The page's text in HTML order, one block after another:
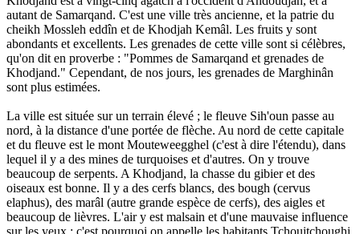
autant de Samarqand. C'est une ville très ancienne, et la patrie du
cheikh Mossleh eddîn et de Khodjah Kemâl. Les fruits y sont
abondants et excellents. Les grenades de cette ville sont si célèbres,
qu'on dit en proverbe : "Pommes de Samarqand et grenades de
Khodjand." Cependant, de nos jours, les grenades de Marghinân
sont plus estimées.
La ville est située sur un terrain élevé ; le fleuve Sih'oun passe au
nord, à la distance d'une portée de flèche. Au nord de cette capitale
et du fleuve est le mont Mouteweegghel (c'est à dire l'étendu), dans
lequel il y a des mines de turquoises et d'autres. On y trouve
beaucoup de serpents. A Khodjand, la chasse du gibier et des
oiseaux est bonne. Il y a des cerfs blancs, des bough (cervus
elaphus), des marâl (autre grande espèce de cerfs), des aigles et
beaucoup de lièvres. L'air y est malsain et d'une mauvaise influence
sur les yeux ; c'est pourquoi on appelle les habitants Tchouitchoughi